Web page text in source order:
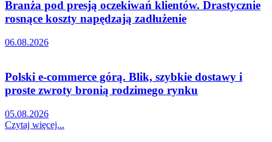
Branża pod presją oczekiwań klientów. Drastycznie
rosnące koszty napędzają zadłużenie
06.08.2026
Polski e-commerce górą. Blik, szybkie dostawy i
proste zwroty bronią rodzimego rynku
05.08.2026
Czytaj więcej...